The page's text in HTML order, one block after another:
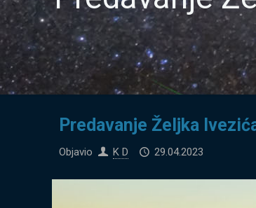
Predavanje Željka
Objavio K D 29.04.2023